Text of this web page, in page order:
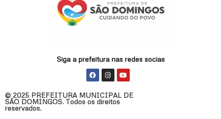
Siga a prefeitura nas redes socias
F
a
c
b
o
I
n
s
a
g
Y
o
u
u
© 2025 PREFEITURA MUNICIPAL DE
SÃO DOMINGOS. Todos os direitos
reservados.